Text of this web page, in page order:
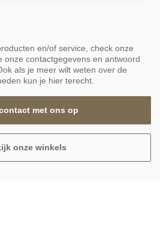
en/of service, check onze
onze contactgegevens en antwoord
als je meer wilt weten over de
kun je hier terecht.
met ons op
onze winkels